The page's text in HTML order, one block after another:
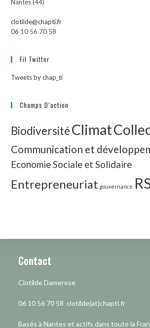
Nantes (44)
clotilde@chapti.fr
06 10 56 70 58
Fil Twitter
Tweets by chap_ti
Champs D’action
BiodiversitéClimat
Communication et
Economie Sociale et Solidaire
Entrepreneuriat gouvernance
Contact
Clotilde Damerose
06 10 56 70 58 clotilde(at)chapti.fr
Basés à Nantes et actifs dans toute la